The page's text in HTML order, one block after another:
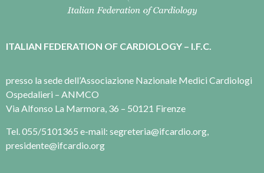
ITALIAN FEDERATION OF CARDIOLOGY – I.F.C.
presso la sede dell’Associazione Nazionale Medici Cardiologi
Ospedalieri – ANMCO
Via Alfonso La Marmora, 36 – 50121 Firenze
Tel. 055/5101365 e-mail: segreteria@ifcardio.org,
presidente@ifcardio.org